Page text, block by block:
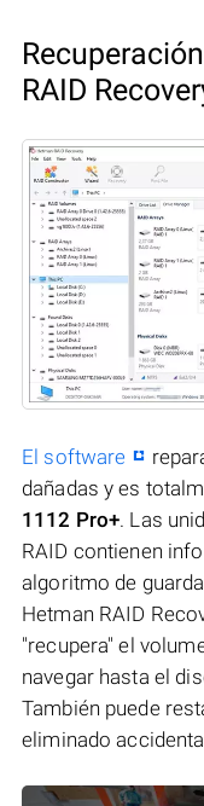
RAID
El software
dañadas y es
1112 Pro+. Las
RAID contienen
algoritmo de
Hetman RAID
"recupera" el
navegar hasta el
También puede
eliminado